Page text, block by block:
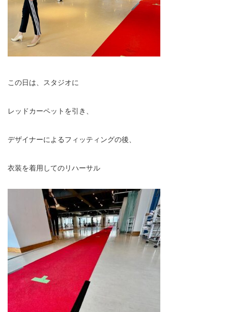
この日は、スタジオに
レッドカーペットを引き、
デザイナーによるフィッティングの後、
衣装を着用してのリハーサル